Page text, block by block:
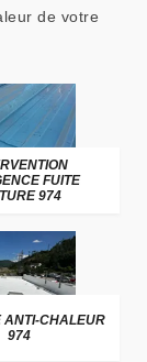
de votre
FUITE
974
ANTI-CHALEUR
974